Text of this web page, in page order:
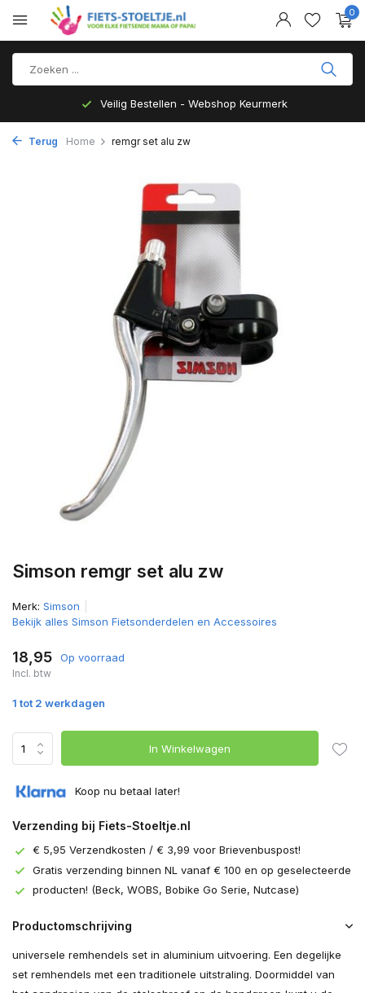
0
Veilig Bestellen - Webshop Keurmerk
Terug Home remgr set alu zw
Simson remgr set alu zw
Merk: Simson
Bekijk alles Simson Fietsonderdelen en Accessoires
18,95 Op voorraad
Incl. btw
1 tot 2 werkdagen
In Winkelwagen
Koop nu betaal later!
Verzending bij Fiets-Stoeltje.nl
€ 5,95 Verzendkosten / € 3,99 voor Brievenbuspost!
Gratis verzending binnen NL vanaf € 100 en op geselecteerde
producten! (Beck, WOBS, Bobike Go Serie, Nutcase)
Productomschrijving
universele remhendels set in aluminium uitvoering. Een degelijke
set remhendels met een traditionele uitstraling. Doormiddel van